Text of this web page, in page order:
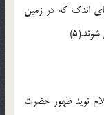
اندک که در زمين
نويد ظهور حضرت